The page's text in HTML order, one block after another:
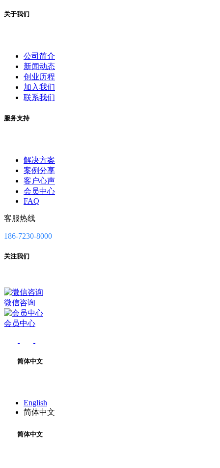
关于我们
公司简介
新闻动态
创业历程
加入我们
联系我们
服务支持
解决方案
案例分享
客户心声
会员中心
FAQ
客服热线
186-7230-8000
关注我们
微信咨询
会员中心
简体中文
English
简体中文
简体中文